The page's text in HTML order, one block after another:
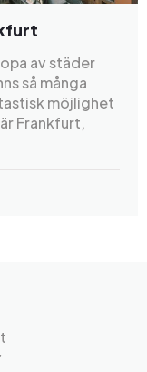
av städer
så många
möjlighet
Frankfurt,